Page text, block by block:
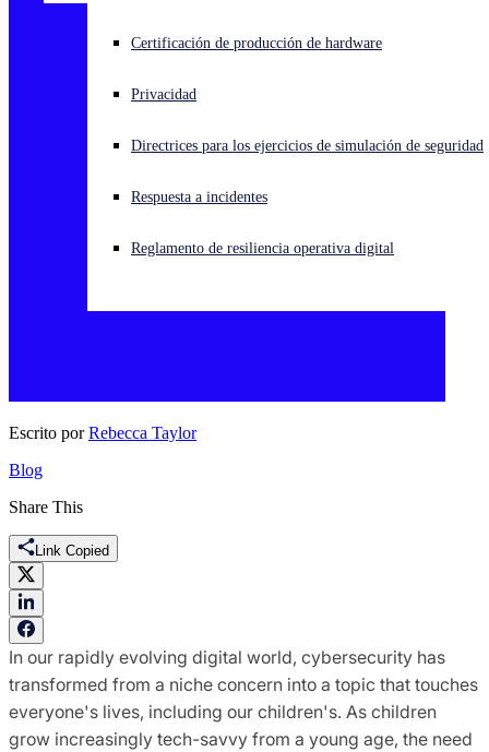
¿Está sufriendo un ciberataque? Obtenga ayuda ahora mismo
Open language switcher
Certificación de producción de hardware
Privacidad
Directrices para los ejercicios de simulación de seguridad
Respuesta a incidentes
Reglamento de resiliencia operativa digital
Escrito por Rebecca Taylor
Blog
Share This
Link Copied
In our rapidly evolving digital world, cybersecurity has
transformed from a niche concern into a topic that touches
everyone's lives, including our children's. As children
grow increasingly tech-savvy from a young age, the need